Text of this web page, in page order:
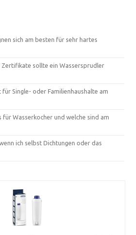
sich am besten für sehr hartes
sollte ein Wassersprudler
Single- oder Familienhaushalte am
Wasserkocher und welche sind am
ich selbst Dichtungen oder das